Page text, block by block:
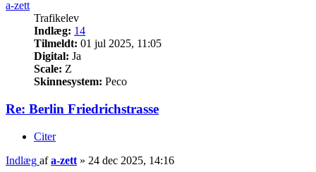
a-zett
Trafikelev
Indlæg: 14
Tilmeldt: 01 jul 2025, 11:05
Digital: Ja
Scale: Z
Skinnesystem: Peco
Re: Berlin Friedrichstrasse
Citer
Indlæg afa-zett » 24 dec 2025, 14:16